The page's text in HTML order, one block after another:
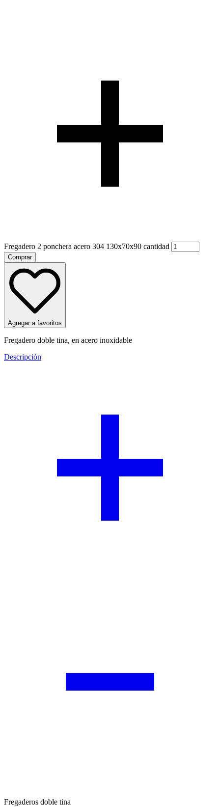
Fregadero 2 ponchera acero 304 130x70x90 cantidad
Comprar
Agregar a favoritos
Fregadero doble tina, en acero inoxidable
Descripción
Fregaderos doble tina